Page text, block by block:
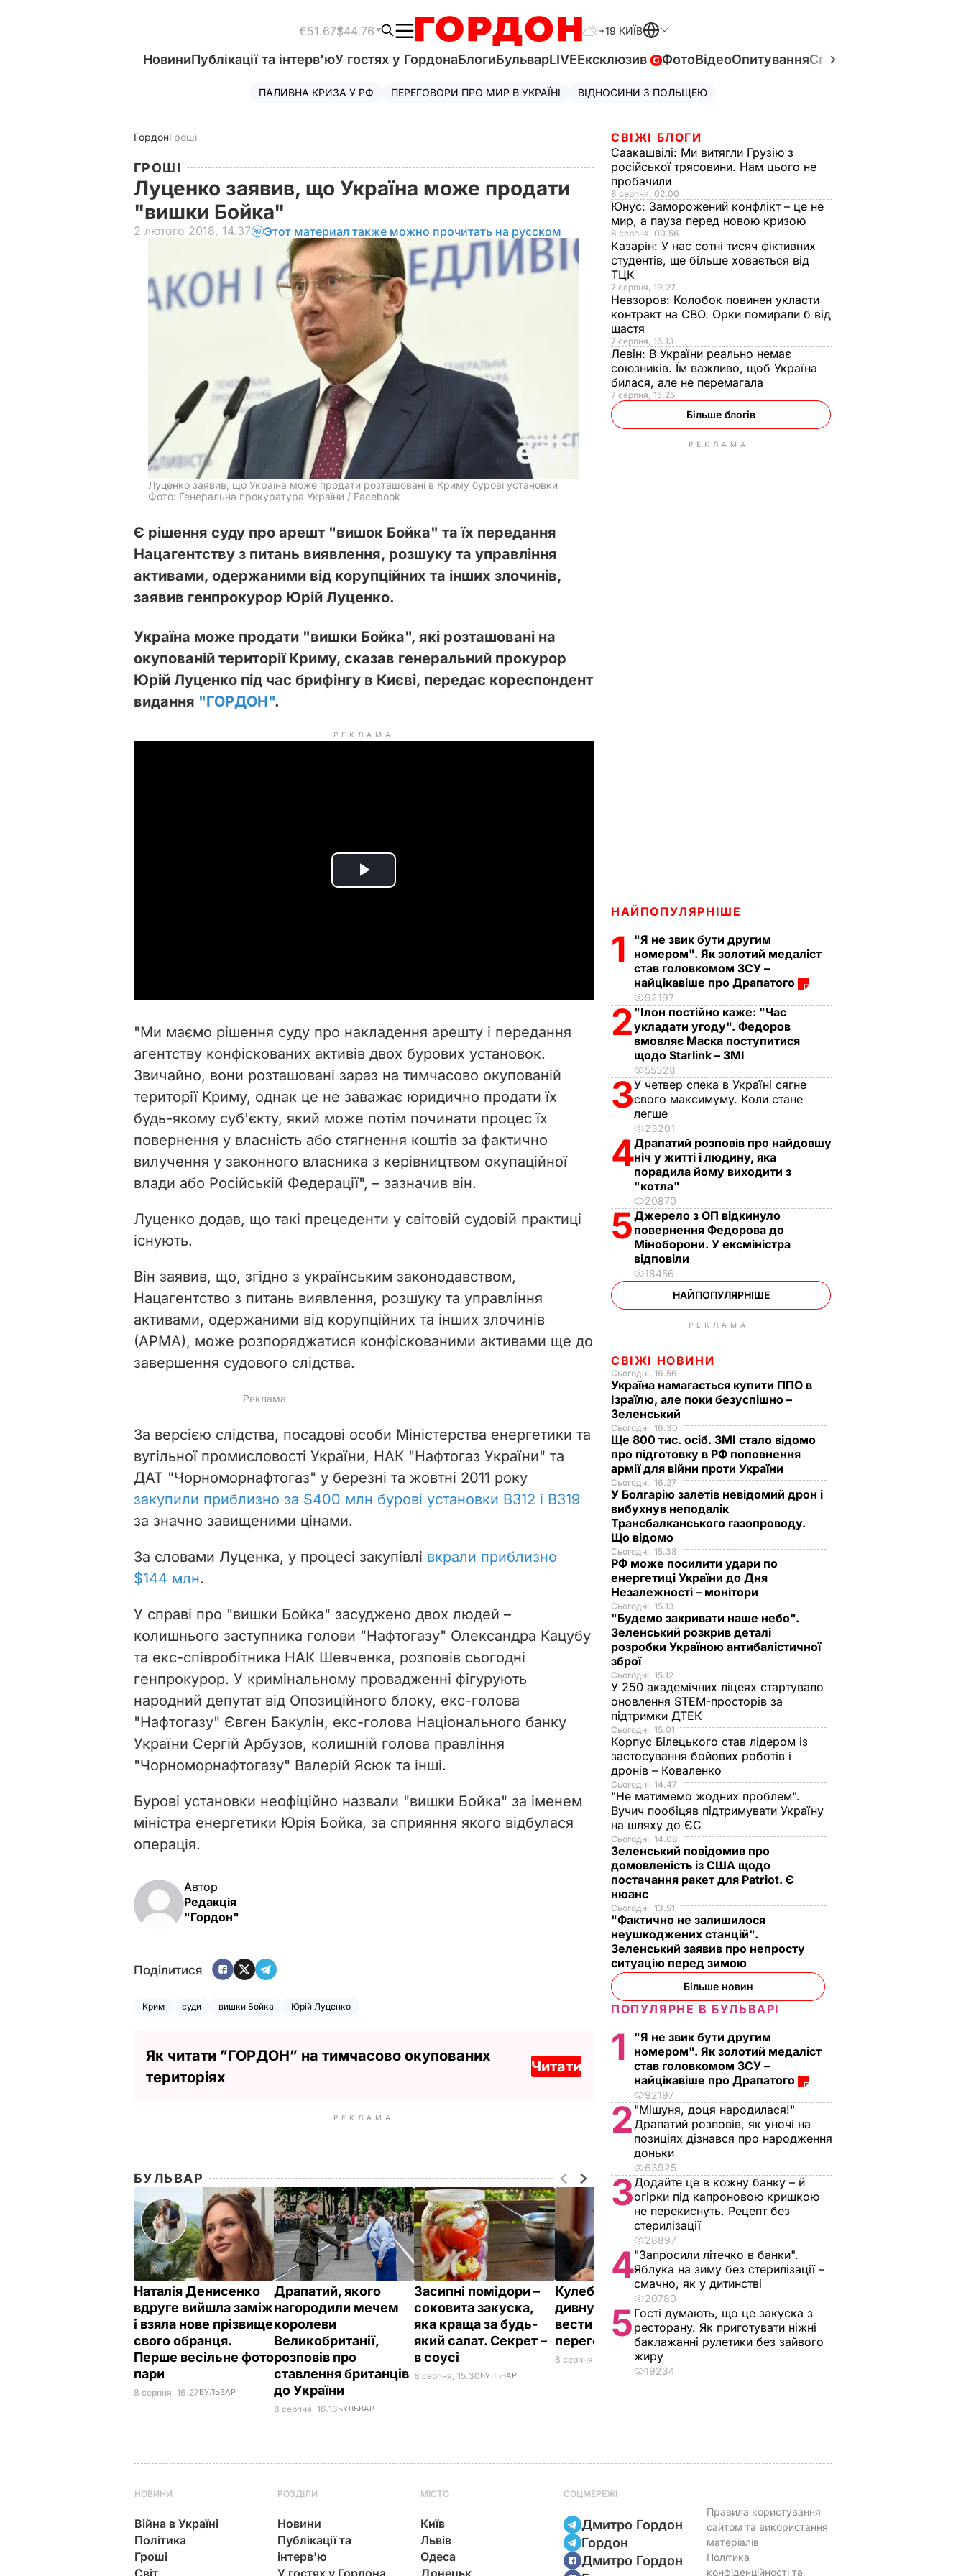
€51.67$44.76 +19 КИЇВ
НовиниПублікації та інтерв'юУ гостях у ГордонаБлогиБульварLIVEЕксклюзив ФотоВідеоОпитуванняСпецпроєкти
ПАЛИВНА КРИЗА У РФ ПЕРЕГОВОРИ ПРО МИР В УКРАЇНІ ВІДНОСИНИ З ПОЛЬЩЕЮ
ГордонГроші
ГРОШІ
Луценко заявив, що Україна може продати
"вишки Бойка"
2 лютого 2018, 14.37 Этот материал также можно прочитать на русском
Луценко заявив, що Україна може продати розташовані в Криму бурові установки
Фото: Генеральна прокуратура України / Facebook
Є рішення суду про арешт "вишок Бойка" та їх передання
Нацагентству з питань виявлення, розшуку та управління
активами, одержаними від корупційних та інших злочинів,
заявив генпрокурор Юрій Луценко.
Україна може продати "вишки Бойка", які розташовані на
окупованій території Криму, сказав генеральний прокурор
Юрій Луценко під час брифінгу в Києві, передає кореспондент
видання "ГОРДОН".
РЕКЛАМА
P
i
d
e
o
"Ми маємо рішення суду про накладення арешту і передання
агентству конфіскованих активів двох бурових установок.
Звичайно, вони розташовані зараз на тимчасово окупованій
території Криму, однак це не заважає юридично продати їх
будь-якому суб'єкту, який може потім починати процес їх
повернення у власність або стягнення коштів за фактично
вилучення у законного власника з керівництвом окупаційної
влади або Російській Федерації", – зазначив він.
Луценко додав, що такі прецеденти у світовій судовій практиці
існують.
Він заявив, що, згідно з українським законодавством,
Нацагентство з питань виявлення, розшуку та управління
активами, одержаними від корупційних та інших злочинів
(АРМА), може розпоряджатися конфіскованими активами ще до
завершення судового слідства.
За версією слідства, посадові особи Міністерства енергетики та
вугільної промисловості України, НАК "Нафтогаз України" та
ДАТ "Чорноморнафтогаз" у березні та жовтні 2011 року
закупили приблизно за $400 млн бурові установки В312 і В319
за значно завищеними цінами.
За словами Луценка, у процесі закупівлі вкрали приблизно
$144 млн.
У справі про "вишки Бойка" засуджено двох людей –
колишнього заступника голови "Нафтогазу" Олександра Кацубу
та екс-співробітника НАК Шевченка, розповів сьогодні
генпрокурор. У кримінальному провадженні фігурують
народний депутат від Опозиційного блоку, екс-голова
"Нафтогазу" Євген Бакулін, екс-голова Національного банку
України Сергій Арбузов, колишній голова правління
"Чорноморнафтогазу" Валерій Ясюк та інші.
Бурові установки неофіційно назвали "вишки Бойка" за іменем
міністра енергетики Юрія Бойка, за сприяння якого відбулася
операція.
Автор
Редакція
"Гордон"
Поділитися
Крим суди вишки Бойка Юрій Луценко
Як читати ”ГОРДОН” на тимчасово окупованих
територіях
Читати
РЕКЛАМА
БУЛЬВАР
Наталія Денисенко
вдруге вийшла заміж
і взяла нове прізвище
свого обранця.
Перше весільне фото
пари
8 серпня, 16.27БУЛЬВАР
Драпатий, якого
нагородили мечем
королеви
Великобританії,
розповів про
ставлення британців
до України
8 серпня, 16.13БУЛЬВАР
Засипні помідори –
соковита закуска,
яка краща за будь-
який салат. Секрет –
в соусі
8 серпня, 15.30БУЛЬВАР
Кулеба розповів про
дивну манеру Путіна
вести телефонні
переговори
8 серпня, 10.25 СВІТ
Екссоратник
Зеленського
пояснив, чому Трамп
насправді
СВІЖІ БЛОГИ
Саакашвілі: Ми витягли Грузію з
російської трясовини. Нам цього не
пробачили
8 серпня, 02.00
Юнус: Заморожений конфлікт – це не
мир, а пауза перед новою кризою
8 серпня, 00.56
Казарін: У нас сотні тисяч фіктивних
студентів, ще більше ховається від
ТЦК
7 серпня, 19.27
Невзоров: Колобок повинен укласти
контракт на СВО. Орки помирали б від
щастя
7 серпня, 16.13
Левін: В України реально немає
союзників. Їм важливо, щоб Україна
билася, але не перемагала
7 серпня, 15.25
Більше блогів
РЕКЛАМА
НАЙПОПУЛЯРНІШЕ
1
"Я не звик бути другим
номером". Як золотий медаліст
став головкомом ЗСУ –
найцікавіше про Драпатого
92197
2 "Ілон постійно каже: "Час
укладати угоду". Федоров
вмовляє Маска поступитися
щодо Starlink – ЗМІ
55328
3У четвер спека в Україні сягне
свого максимуму. Коли стане
легше
23201
4Драпатий розповів про найдовшу
ніч у житті і людину, яка
порадила йому виходити з
"котла"
20870
5Джерело з ОП відкинуло
повернення Федорова до
Міноборони. У ексміністра
відповіли
18456
НАЙПОПУЛЯРНІШЕ
РЕКЛАМА
СВІЖІ НОВИНИ
Сьогодні, 16.56
Україна намагається купити ППО в
Ізраїлю, але поки безуспішно –
Зеленський
Сьогодні, 16.30
Ще 800 тис. осіб. ЗМІ стало відомо
про підготовку в РФ поповнення
армії для війни проти України
Сьогодні, 16.27
У Болгарію залетів невідомий дрон і
вибухнув неподалік
Трансбалканського газопроводу.
Що відомо
Сьогодні, 15.38
РФ може посилити удари по
енергетиці України до Дня
Незалежності – монітори
Сьогодні, 15.13
"Будемо закривати наше небо".
Зеленський розкрив деталі
розробки Україною антибалістичної
зброї
Сьогодні, 15.12
У 250 академічних ліцеях стартувало
оновлення STEM-просторів за
підтримки ДТЕК​
Сьогодні, 15.01
Корпус Білецького став лідером із
застосування бойових роботів і
дронів – Коваленко
Сьогодні, 14.47
"Не матимемо жодних проблем".
Вучич пообіцяв підтримувати Україну
на шляху до ЄС
Сьогодні, 14.08
Зеленський повідомив про
домовленість із США щодо
постачання ракет для Patriot. Є
нюанс
Сьогодні, 13.51
"Фактично не залишилося
неушкоджених станцій".
Зеленський заявив про непросту
ситуацію перед зимою
Більше новин
ПОПУЛЯРНЕ В БУЛЬВАРІ
1
"Я не звик бути другим
номером". Як золотий медаліст
став головкомом ЗСУ –
найцікавіше про Драпатого
92197
2 "Мішуня, доця народилася!"
Драпатий розповів, як уночі на
позиціях дізнався про народження
доньки
63925
3Додайте це в кожну банку – й
огірки під капроновою кришкою
не перекиснуть. Рецепт без
стерилізації
28897
4"Запросили літечко в банки".
Яблука на зиму без стерилізації –
смачно, як у дитинстві
20780
5 Гості думають, що це закуска з
ресторану. Як приготувати ніжні
баклажанні рулетики без зайвого
жиру
19234
НОВИНИ
Війна в Україні
Політика
Гроші
Світ
РОЗДІЛИ
Новини
Публікації та
інтерв'ю
У гостях у Гордона
МІСТО
Київ
Львів
Одеса
Донецьк
СОЦМЕРЕЖІ
Дмитро Гордон
Гордон
Дмитро Гордон
Правила користування
сайтом та використання
матеріалів
Політика
конфіденційності та